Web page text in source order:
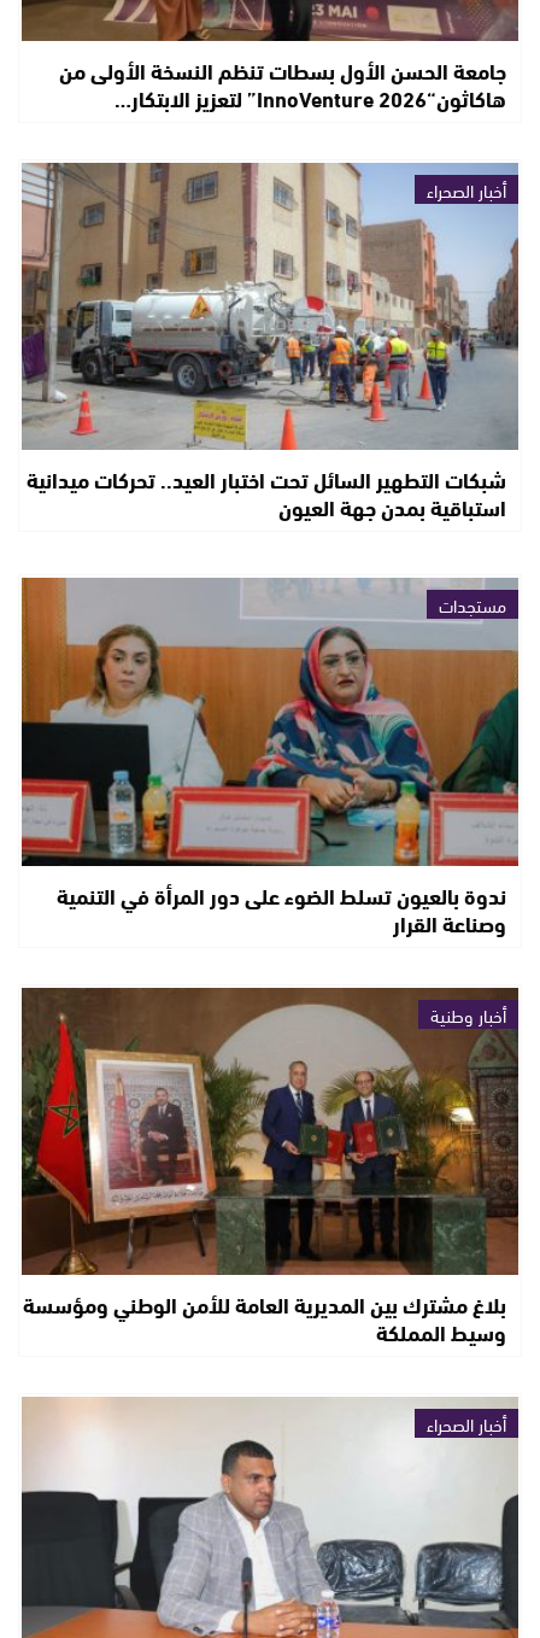
جامعة الحسن الأول بسطات تنظم النسخة الأولى من
هاكاثون“InnoVenture 2026” لتعزيز الابتكار…
أخبار الصحراء
شبكات التطهير السائل تحت اختبار العيد.. تحركات ميدانية
استباقية بمدن جهة العيون
مستجدات
ندوة بالعيون تسلط الضوء على دور المرأة في التنمية
وصناعة القرار
أخبار وطنية
بلاغ مشترك بين المديرية العامة للأمن الوطني ومؤسسة
وسيط المملكة
أخبار الصحراء